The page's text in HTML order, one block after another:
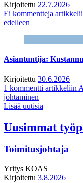
Kirjoitettu 22.7.2026
Ei kommentteja
edelleen
Asiantuntija:
Kirjoitettu 30.6.2026
1 kommentti artikkeliin
johtaminen
Lisää uutisia
Uusimmat
Toimitusjohtaja
Yritys KOAS
Kirjoitettu 3.8.2026